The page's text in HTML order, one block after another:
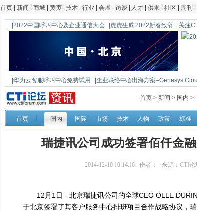
首页 新闻 商城 黄页 技术 行业 会展 访谈 人才 供求 社区 周刊
|2022中国呼叫中心及企业通信大会 |虎虎生威 2022新春致辞 |关注
|华为云客服呼叫中心免费试用 |企业联络中心出海方案–Genesys
|鼎信通达新一代语音网关DAG1000-4S
首页 > 新闻 > 国内 >
首页 国内 国际 市场 技术 人物 政策 标准
瑞捷讯公司成功签署佰仟金
2014-12-10 10:14:16 作者： 来源： CTI论
12月1日，北京瑞捷讯公司的全球CEO OLLE
于北京签署了其客户服务中心排班项目合作战略协议，